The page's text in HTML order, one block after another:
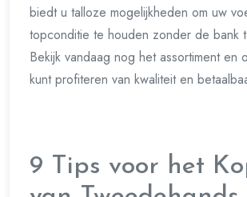
biedt u talloze mogelijkheden om uw
topconditie te houden zonder de bank
Bekijk vandaag nog het assortiment en
kunt profiteren van kwaliteit en
9 Tips voor het